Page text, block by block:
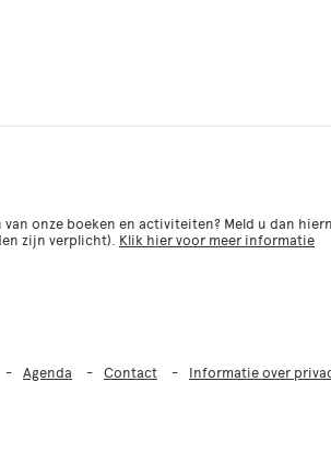
onze boeken en activiteiten? Meld u dan
zijn verplicht). Klik hier voor meer informatie
Agenda Contact Informatie over